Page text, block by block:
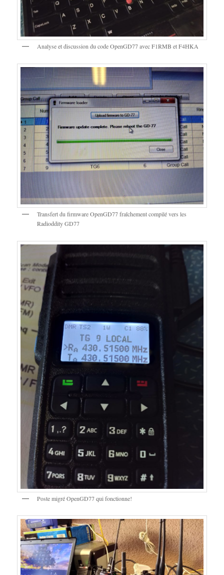
Analyse et discussion du code OpenGD77 avec F1RMB et F4HKA
Transfert du firmware OpenGD77 fraîchement compilé vers les
Radioddity GD77
Poste migré OpenGD77 qui fonctionne!